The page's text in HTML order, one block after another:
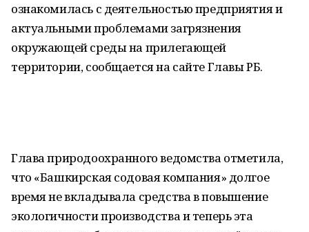
ознакомилась с деятельностью предприятия и
актуальными проблемами загрязнения
окружающей среды на прилегающей
территории, сообщается на сайте Главы РБ.
Глава природоохранного ведомства отметила,
что «Башкирская содовая компания» долгое
время не вкладывала средства в повышение
экологичности производства и теперь эта